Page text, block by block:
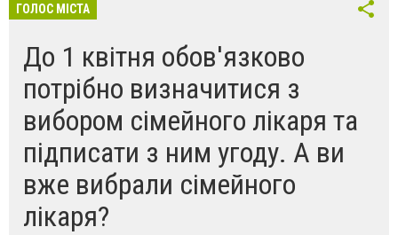
ГОЛОС МІСТА
До 1 квітня обов'язково
потрібно визначитися з
вибором сімейного лікаря та
підписати з ним угоду. А ви
вже вибрали сімейного
лікаря?